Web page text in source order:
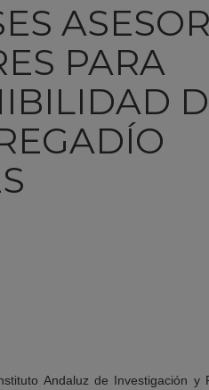
PARA
Andaluz de Investigación y